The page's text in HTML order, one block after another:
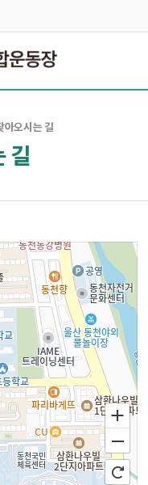
아오시는 길
길